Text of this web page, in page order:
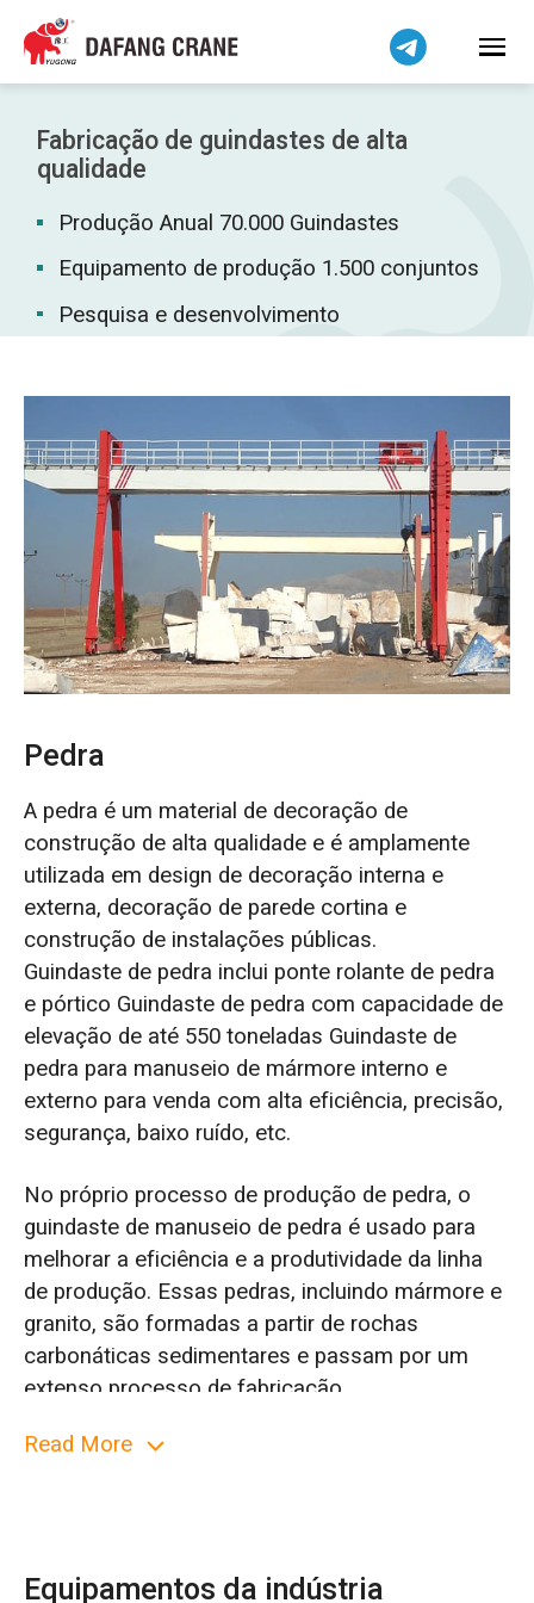
Fabricação de guindastes de alta
qualidade
Produção Anual 70.000 Guindastes
Equipamento de produção 1.500 conjuntos
Pesquisa e desenvolvimento
Pedra
A pedra é um material de decoração de
construção de alta qualidade e é amplamente
utilizada em design de decoração interna e
externa, decoração de parede cortina e
construção de instalações públicas.
Guindaste de pedra inclui ponte rolante de pedra
e pórtico Guindaste de pedra com capacidade de
elevação de até 550 toneladas Guindaste de
pedra para manuseio de mármore interno e
externo para venda com alta eficiência, precisão,
segurança, baixo ruído, etc.
No próprio processo de produção de pedra, o
guindaste de manuseio de pedra é usado para
melhorar a eficiência e a produtividade da linha
de produção. Essas pedras, incluindo mármore e
granito, são formadas a partir de rochas
carbonáticas sedimentares e passam por um
extenso processo de fabricação.
Os guindastes de pórtico para fábrica de pedra
alvenaria cúbica com tamanho e peso diferentes
Read More
Equipamentos da indústria
Bahasa Indonesia
Bahasa Melayu
Tiếng Việt
简体中文
বাংলা
Pilipino
اردو
Українська
Беларуская мова
Kiswahili
Dansk
Norsk
O‘zbekcha